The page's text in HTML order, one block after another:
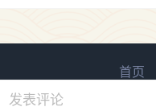
发表评论
首页